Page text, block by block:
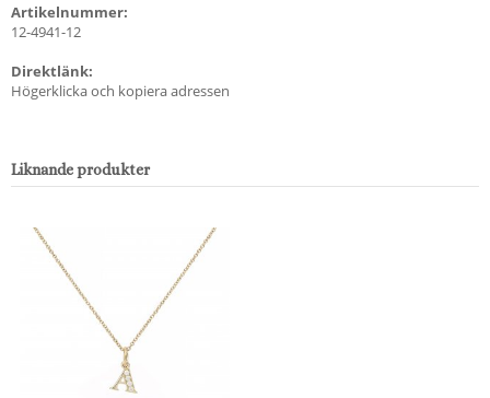
Artikelnummer:
12-4941-12
Direktlänk:
Högerklicka och kopiera adressen
Liknande produkter